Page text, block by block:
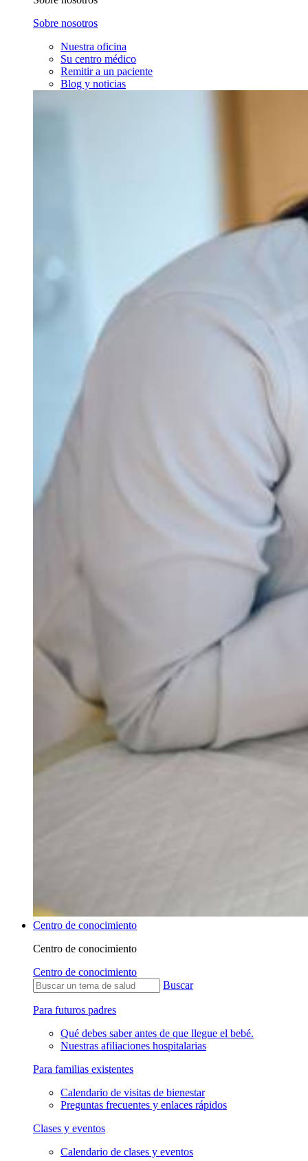
Sobre nosotros
Nuestra oficina
Su centro médico
Remitir a un paciente
Blog y noticias
Centro de conocimiento
Centro de conocimiento
Centro de conocimiento
Buscar
Para futuros padres
Qué debes saber antes de que llegue el bebé.
Nuestras afiliaciones hospitalarias
Para familias existentes
Calendario de visitas de bienestar
Preguntas frecuentes y enlaces rápidos
Clases y eventos
Calendario de clases y eventos